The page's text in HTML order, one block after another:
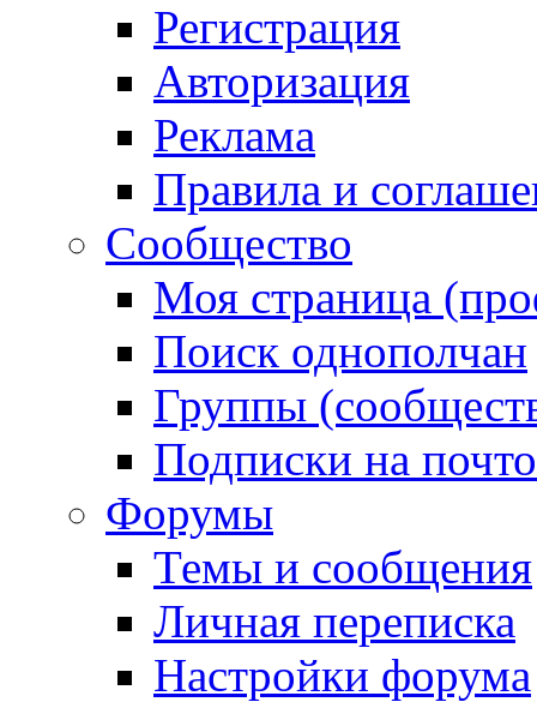
Регистрация
Авторизация
Реклама
Правила и
Сообщество
Моя страница
Поиск однополчан
Группы
Подписки на
Форумы
Темы и сообщения
Личная переписка
Настройки форума